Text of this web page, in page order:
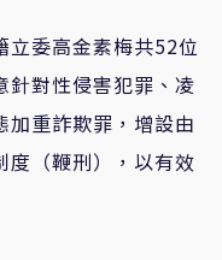
立委高金素梅共52位
針對性侵害犯罪、凌
加重詐欺罪，增設由
度（鞭刑），以有效